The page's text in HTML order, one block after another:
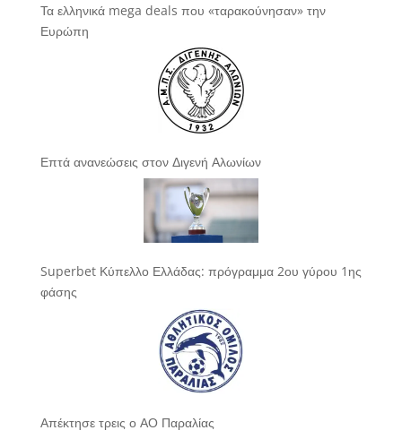
Τα ελληνικά mega deals που «ταρακούνησαν» την
Ευρώπη
Επτά ανανεώσεις στον Διγενή Αλωνίων
Superbet Κύπελλο Ελλάδας: πρόγραμμα 2ου γύρου 1ης
φάσης
Απέκτησε τρεις ο ΑΟ Παραλίας